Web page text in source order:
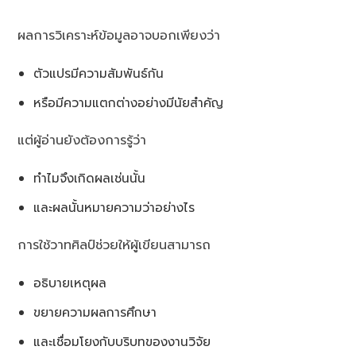
ผลการวิเคราะห์ข้อมูลอาจบอกเพียงว่า
ตัวแปรมีความสัมพันธ์กัน
หรือมีความแตกต่างอย่างมีนัยสำคัญ
แต่ผู้อ่านยังต้องการรู้ว่า
ทำไมจึงเกิดผลเช่นนั้น
และผลนั้นหมายความว่าอย่างไร
การใช้วาทศิลป์ช่วยให้ผู้เขียนสามารถ
อธิบายเหตุผล
ขยายความผลการศึกษา
และเชื่อมโยงกับบริบทของงานวิจัย